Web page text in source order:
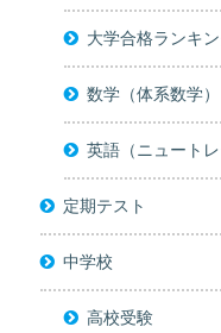
大学合格ランキ
数学（体系数学）
英語（ニュート
定期テスト
中学校
高校受験